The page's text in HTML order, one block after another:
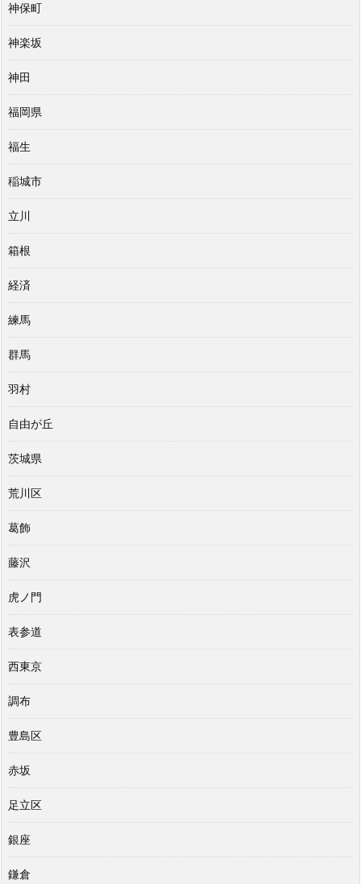
神保町
神楽坂
神田
福岡県
福生
稲城市
立川
箱根
経済
練馬
群馬
羽村
自由が丘
茨城県
荒川区
葛飾
藤沢
虎ノ門
表参道
西東京
調布
豊島区
赤坂
足立区
銀座
鎌倉